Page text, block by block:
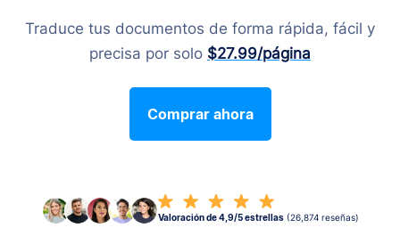
Traduce tus documentos de forma rápida, fácil y
precisa por solo $27.99/página
Comprar ahora
Valoración de 4,9/5 estrellas (26,874 reseñas)